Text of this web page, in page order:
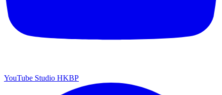
YouTube Studio HKBP